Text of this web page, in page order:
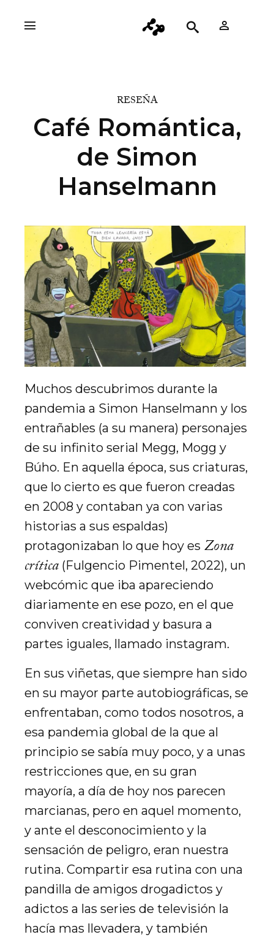
RESEÑA
Café Romántica,
de Simon
Hanselmann
Muchos descubrimos durante la
pandemia a Simon Hanselmann y los
entrañables (a su manera) personajes
de su infinito serial Megg, Mogg y
Búho. En aquella época, sus criaturas,
que lo cierto es que fueron creadas
en 2008 y contaban ya con varias
historias a sus espaldas)
protagonizaban lo que hoy es Zona
crítica (Fulgencio Pimentel, 2022), un
webcómic que iba apareciendo
diariamente en ese pozo, en el que
conviven creatividad y basura a
partes iguales, llamado instagram.
En sus viñetas, que siempre han sido
en su mayor parte autobiográficas, se
enfrentaban, como todos nosotros, a
esa pandemia global de la que al
principio se sabía muy poco, y a unas
restricciones que, en su gran
mayoría, a día de hoy nos parecen
marcianas, pero en aquel momento,
y ante el desconocimiento y la
sensación de peligro, eran nuestra
rutina. Compartir esa rutina con una
pandilla de amigos drogadictos y
adictos a las series de televisión la
hacía mas llevadera, y también